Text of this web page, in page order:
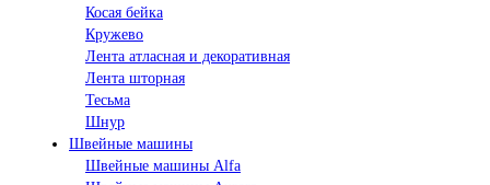
Косая бейка
Кружево
Лента aтласная и декоративная
Лента шторная
Тесьма
Шнур
Швейные машины
Швейные машины Alfa